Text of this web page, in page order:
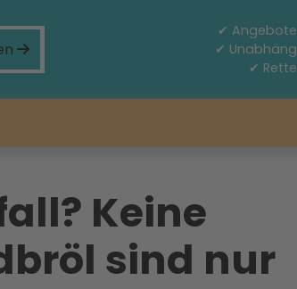
✔
✔
✔
Keine
sind nur